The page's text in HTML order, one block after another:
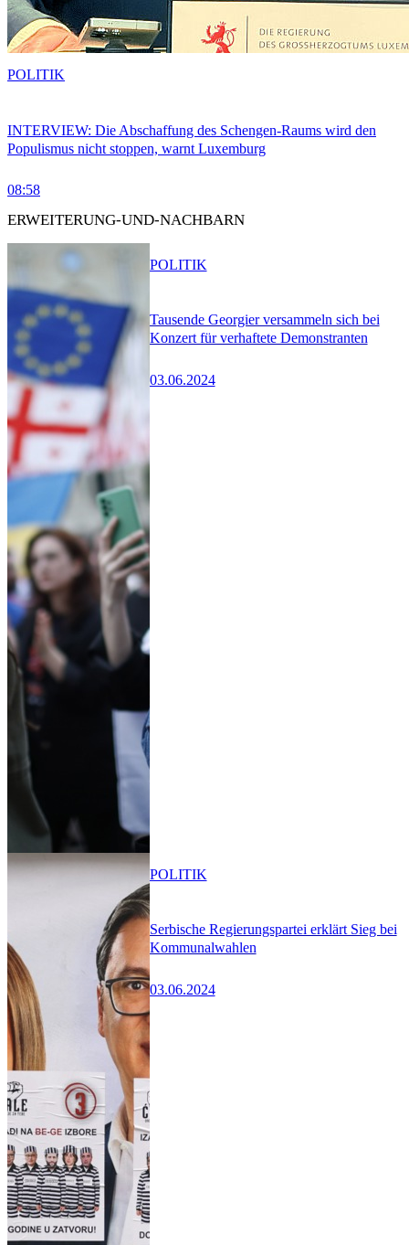
INTERVIEW: Die Abschaffung des Schengen-Raums wird den
Populismus nicht stoppen, warnt Luxemburg
08:58
POLITIK
ERWEITERUNG-UND-NACHBARN
Tausende Georgier versammeln sich bei
Konzert für verhaftete Demonstranten
03.06.2024
POLITIK
Serbische Regierungspartei erklärt Sieg bei
Kommunalwahlen
03.06.2024
POLITIK